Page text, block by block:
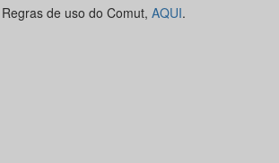
Regras de uso do Comut, AQUI.